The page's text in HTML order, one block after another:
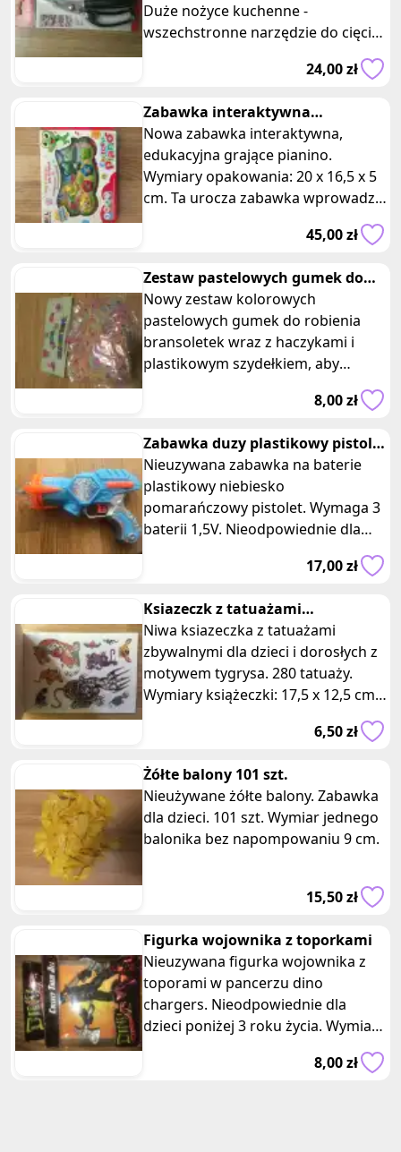
Duże nożyce kuchenne -
wszechstronne narzędzie do cięcia i
krojenia, niezastąpione narzędzie w
24,00 zł
Zabawka interaktywna
edukacyjna muzyczna dla dzieci
Nowa zabawka interaktywna,
edukacyjna grające pianino.
Wymiary opakowania: 20 x 16,5 x 5
cm. Ta urocza zabawka wprowadzi
Wasze dziecko w fascynujący świat
45,00 zł
Zestaw pastelowych gumek do
bransoletek z akcesoriami
Nowy zestaw kolorowych
pastelowych gumek do robienia
bransoletek wraz z haczykami i
plastikowym szydełkiem, aby
8,00 zł
Zabawka duzy plastikowy pistolet
na baterie
Nieuzywana zabawka na baterie
plastikowy niebiesko
pomarańczowy pistolet. Wymaga 3
baterii 1,5V. Nieodpowiednie dla
dzieci poniżej 3 lat. Wymiary: 23 x 15
17,00 zł
Ksiazeczk z tatuażami
zbywalnymi tygrysy 05
Niwa ksiazeczka z tatuażami
zbywalnymi dla dzieci i dorosłych z
motywem tygrysa. 280 tatuaży.
Wymiary książeczki: 17,5 x 12,5 cm.
6,50 zł
Żółte balony 101 szt.
Nieużywane żółte balony. Zabawka
dla dzieci. 101 szt. Wymiar jednego
balonika bez napompowaniu 9 cm.
15,50 zł
Figurka wojownika z toporkami
Nieuzywana figurka wojownika z
toporami w pancerzu dino
chargers. Nieodpowiednie dla
dzieci poniżej 3 roku życia. Wymiary
8,00 zł